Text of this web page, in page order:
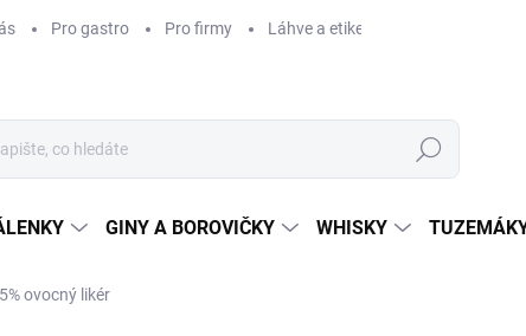
Pro gastro Pro firmy Láhve a etikety na míru
Hledat
GINY A BOROVIČKY WHISKY
ovocný likér